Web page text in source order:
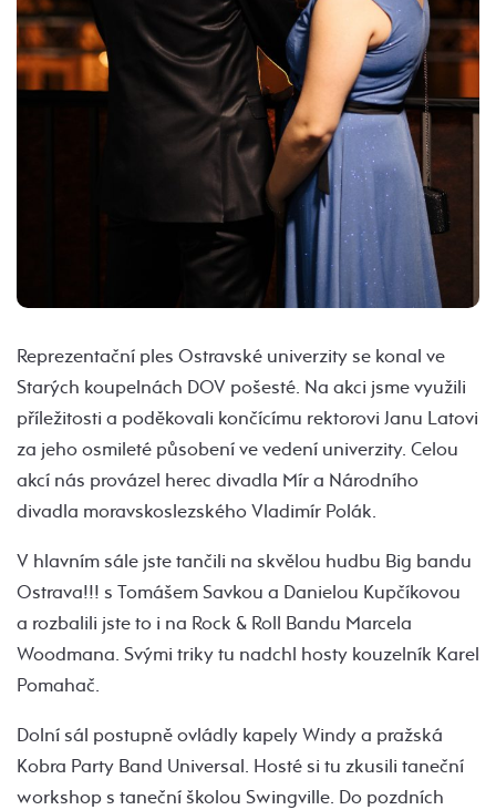
Reprezentační ples Ostravské univerzity se konal ve
Starých koupelnách DOV pošesté. Na akci jsme využili
příležitosti a poděkovali končícímu rektorovi Janu Latovi
za jeho osmileté působení ve vedení univerzity. Celou
akcí nás provázel herec divadla Mír a Národního
divadla moravskoslezského Vladimír Polák.
V hlavním sále jste tančili na skvělou hudbu Big bandu
Ostrava!!! s Tomášem Savkou a Danielou Kupčíkovou
a rozbalili jste to i na Rock & Roll Bandu Marcela
Woodmana. Svými triky tu nadchl hosty kouzelník Karel
Pomahač.
Dolní sál postupně ovládly kapely Windy a pražská
Kobra Party Band Universal. Hosté si tu zkusili taneční
workshop s taneční školou Swingville. Do pozdních